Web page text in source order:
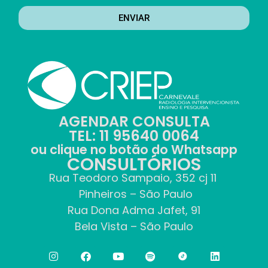
ENVIAR
AGENDAR CONSULTA
TEL: 11 95640 0064
ou clique no botão do Whatsapp
CONSULTÓRIOS
Rua Teodoro Sampaio, 352 cj 11
Pinheiros – São Paulo
Rua Dona Adma Jafet, 91
Bela Vista – São Paulo